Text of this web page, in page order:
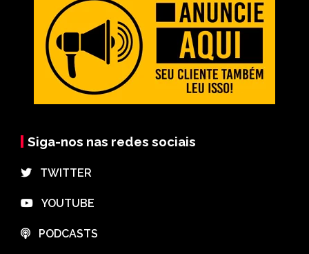
Siga-nos nas redes sociais
⠀TWITTER
⠀YOUTUBE
⠀PODCASTS